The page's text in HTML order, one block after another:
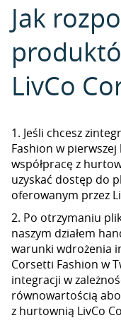
Jak
LivCo
1. Jeśli chcesz
Fashion w
współpracę z
uzyskać dostęp do
oferowanym przez
2. Po otrzymaniu
naszym działem
warunki wdrożenia
Corsetti Fashion w
integracji w
równowartością
z hurtownią LivCo